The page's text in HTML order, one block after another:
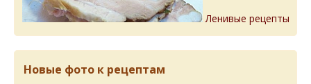
Ленивые рецепты
Новые фото к рецептам